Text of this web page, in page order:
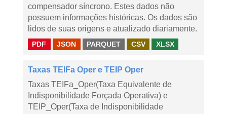
compensador síncrono. Estes dados não
possuem informações históricas. Os dados são
lidos de suas origens e atualizado diariamente.
PDF JSON PARQUET CSV XLSX
Taxas TEIFa Oper e TEIP Oper
Taxas TEIFa_Oper(Taxa Equivalente de
Indisponibilidade Forçada Operativa) e
TEIP_Oper(Taxa de Indisponibilidade